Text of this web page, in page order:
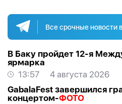
Все срочные новости
В Баку пройдет 12-я
ярмарка
13:57
4 августа 2026
GabalaFest завершился
концертом-ФОТО